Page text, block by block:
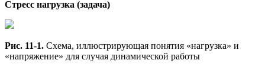
Стресс нагрузка (задача)
Рис. 11-1. Схема, иллюстрирующая понятия «нагрузка» и
«напряжение» для случая динамической работы